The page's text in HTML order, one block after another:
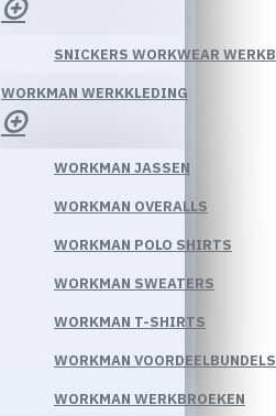
SNICKERS WORKWEAR
WORKMAN WERKKLEDING
WORKMAN JASSEN
WORKMAN OVERALLS
WORKMAN POLO SHIRTS
WORKMAN SWEATERS
WORKMAN T-SHIRTS
WORKMAN VOORDEELBUNDELS
WORKMAN WERKBROEKEN